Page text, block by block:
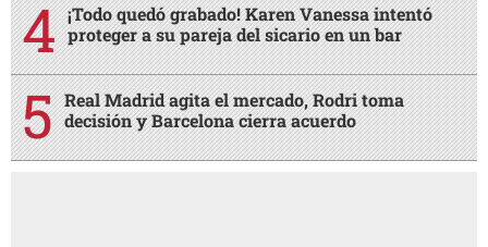
¡Todo quedó grabado! Karen Vanessa intentó
proteger a su pareja del sicario en un bar
Real Madrid agita el mercado, Rodri toma
decisión y Barcelona cierra acuerdo